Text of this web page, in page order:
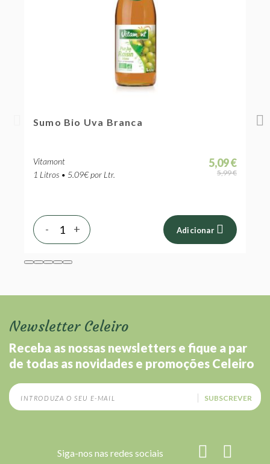
Bio Uva Branca
Litros • 5.09€ por Ltr.
Adicionar
Vitamont
200 ML •
Newsletter Celeiro
Receba as nossas newsletters e fique a par
de todas as novidades e promoções Celeiro
SUBSCREVER
Siga-nos nas redes sociais